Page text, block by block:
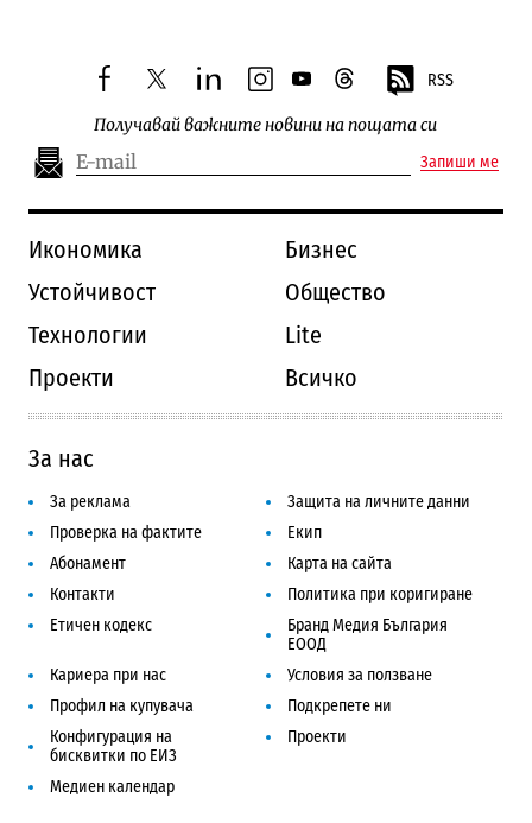
facebooktwitterlinkedininstagram
youtubethreads RSS
Получавай важните новини на пощата си
Запиши ме
Икономика
Бизнес
Устойчивост
Общество
Технологии
Lite
Проекти
Всичко
За нас
За реклама
Защита на личните данни
Проверка на фактите
Екип
Абонамент
Карта на сайта
Контакти
Политика при коригиране
Етичен кодекс
Бранд Медия България
ЕООД
Кариера при нас
Условия за ползване
Профил на купувача
Подкрепете ни
Конфигурация на
бисквитки по ЕИЗ
Проекти
Медиен календар